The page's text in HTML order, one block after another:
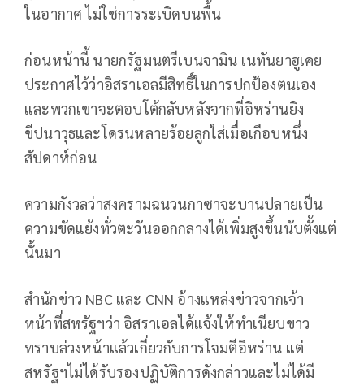
ในอากาศ ไม่ใช่การระเบิดบนพื้น
ก่อนหน้านี้ นายกรัฐมนตรีเบนจามิน เนทันยาฮูเคย
ประกาศไว้ว่าอิสราเอลมีสิทธิ์ในการปกป้องตนเอง
และพวกเขาจะตอบโต้กลับหลังจากที่อิหร่านยิง
ขีปนาวุธและโดรนหลายร้อยลูกใส่เมื่อเกือบหนึ่ง
สัปดาห์ก่อน
ความกังวลว่าสงครามฉนวนกาซาจะบานปลายเป็น
ความขัดแย้งทั่วตะวันออกกลางได้เพิ่มสูงขึ้นนับตั้งแต่
นั้นมา
สำนักข่าว NBC และ CNN อ้างแหล่งข่าวจากเจ้า
หน้าที่สหรัฐฯว่า อิสราเอลได้แจ้งให้ทำเนียบขาว
ทราบล่วงหน้าแล้วเกี่ยวกับการโจมตีอิหร่าน แต่
สหรัฐฯไม่ได้รับรองปฏิบัติการดังกล่าวและไม่ได้มี